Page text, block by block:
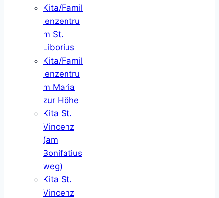
Kita/Famil
ienzentru
m St.
Liborius
Kita/Famil
ienzentru
m Maria
zur Höhe
Kita St.
Vincenz
(am
Bonifatius
weg)
Kita St.
Vincenz